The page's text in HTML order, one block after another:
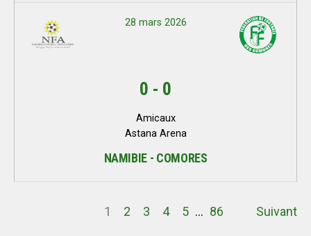
28 mars 2026
0 - 0
Amicaux
Astana Arena
NAMIBIE - COMORES
1 2 3 4 5 … 86 Suivant